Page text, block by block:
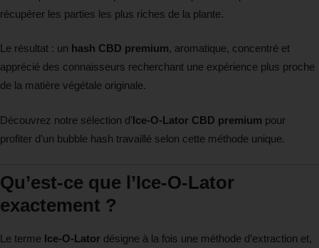
récupérer les parties les plus riches de la plante.
Le résultat : un hash CBD premium, aromatique, concentré et
apprécié des connaisseurs recherchant une expérience plus proche
de la matière végétale originale.
Découvrez notre sélection d’Ice-O-Lator CBD premium pour
profiter d’un bubble hash travaillé selon cette méthode unique.
Qu’est-ce que l’Ice-O-Lator
exactement ?
Le terme Ice-O-Lator désigne à la fois une méthode d’extraction et,